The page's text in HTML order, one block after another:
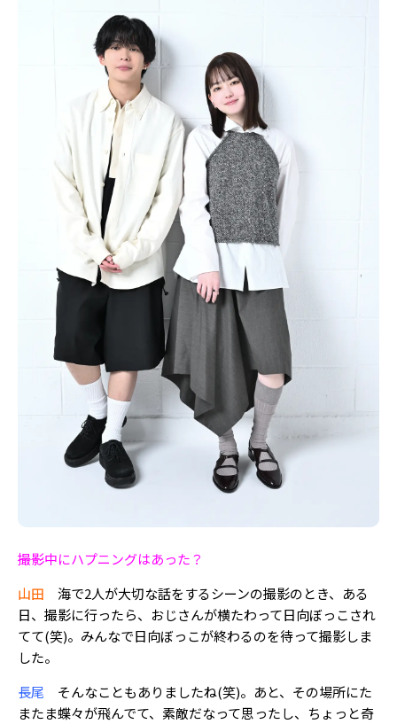
――撮影中にハプニングはあった？
山田 海で2人が大切な話をするシーンの撮影のとき、ある
日、撮影に行ったら、おじさんが横たわって日向ぼっこされ
てて(笑)。みんなで日向ぼっこが終わるのを待って撮影しま
した。
長尾 そんなこともありましたね(笑)。あと、その場所にた
またま蝶々が飛んでて、素敵だなって思ったし、ちょっと奇